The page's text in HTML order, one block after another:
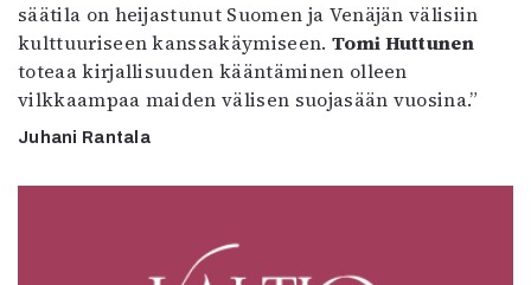
säätila on heijastunut Suomen ja Venäjän välisiin
kulttuuriseen kanssakäymiseen. Tomi Huttunen
toteaa kirjallisuuden kääntäminen olleen
vilkkaampaa maiden välisen suojasään vuosina.”
Juhani Rantala